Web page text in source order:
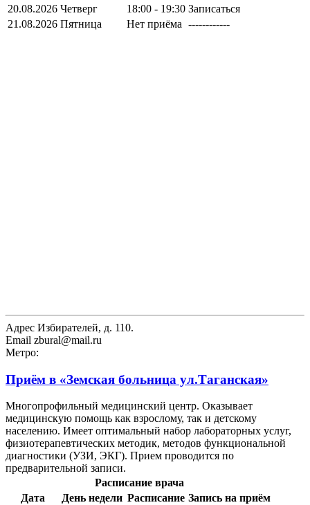
20.08.2026 Четверг 18:00 - 19:30 Записаться
21.08.2026 Пятница Нет приёма ------------
Адрес Избирателей, д. 110.
Email zbural@mail.ru
Метро:
Приём в «Земская больница ул.Таганская»
Многопрофильный медицинский центр. Оказывает
медицинскую помощь как взрослому, так и детскому
населению. Имеет оптимальный набор лабораторных услуг,
физиотерапевтических методик, методов функциональной
диагностики (УЗИ, ЭКГ). Прием проводится по
предварительной записи.
Расписание врача
Дата
День недели Расписание Запись на приём